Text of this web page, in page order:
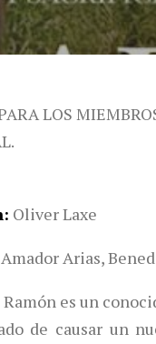
LOS
Oliver Laxe
Amador Arias,
Ramón es un
de causar un